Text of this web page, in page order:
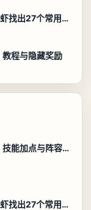
聪明开局吧第147关攻略，养龙虾找出27个常用字通关答案
程与隐藏奖励
异环白藏养成攻略，毕业配装、技能加点与阵容搭配保姆级解析
聪明开局吧第147关攻略，养龙虾找出27个常用字通关答案